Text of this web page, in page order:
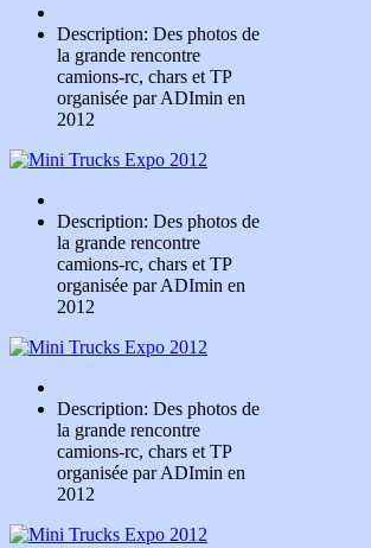
Description: Des photos de
la grande rencontre
camions-rc, chars et TP
organisée par ADImin en
2012
Description: Des photos de
la grande rencontre
camions-rc, chars et TP
organisée par ADImin en
2012
Description: Des photos de
la grande rencontre
camions-rc, chars et TP
organisée par ADImin en
2012